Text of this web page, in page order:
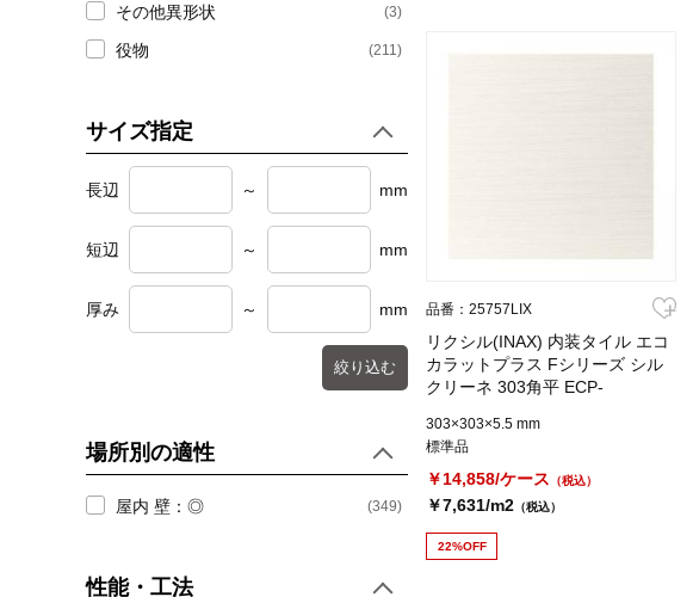
その他異形状 (3)
役物 (211)
サイズ指定
長辺 ～ mm
短辺 ～ mm
厚み ～ mm
絞り込む
場所別の適性
屋内 壁：◎ (349)
性能・工法
品番：25757LIX
リクシル(INAX) 内装タイル エコ
カラットプラス Fシリーズ シル
クリーネ 303角平 ECP-
303×303×5.5 mm
標準品
￥14,858/ケース （税込）
￥7,631/m2 （税込）
22%OFF